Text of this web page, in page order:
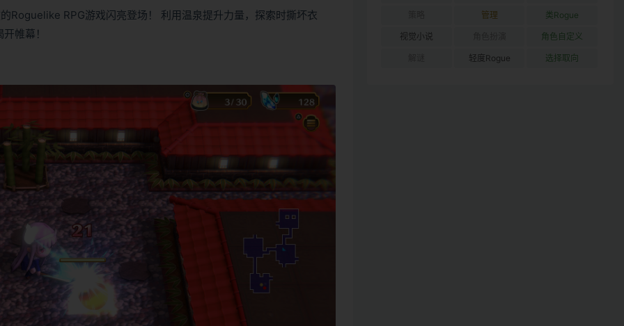
Roguelike RPG游戏闪亮登场！ 利用温泉提升力量，探索时撕坏衣
帷幕！
管理 类Rogue
视觉小说 角色自定义
轻度Rogue 选择取向